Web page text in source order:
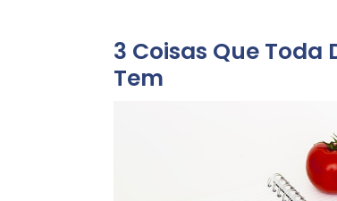
3 Coisas Que Toda
Tem